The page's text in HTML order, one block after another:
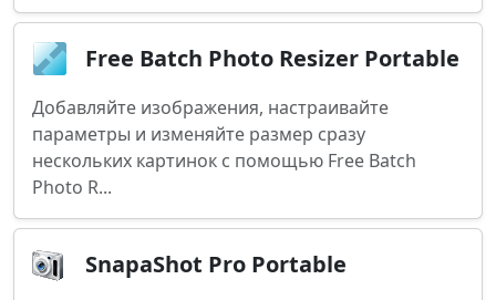
Free Batch Photo Resizer Portable
Добавляйте изображения, настраивайте
параметры и изменяйте размер сразу
нескольких картинок с помощью Free Batch
Photo R...
SnapaShot Pro Portable